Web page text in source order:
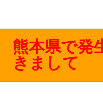
熊本県で発
きまして